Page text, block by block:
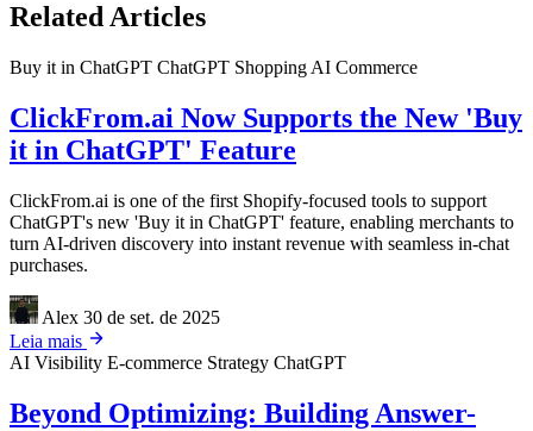
Related Articles
Buy it in ChatGPT ChatGPT Shopping AI Commerce
ClickFrom.ai Now Supports the New 'Buy
it in ChatGPT' Feature
ClickFrom.ai is one of the first Shopify-focused tools to support
ChatGPT's new 'Buy it in ChatGPT' feature, enabling merchants to
turn AI-driven discovery into instant revenue with seamless in-chat
purchases.
Alex 30 de set. de 2025
Leia mais
AI Visibility E-commerce Strategy ChatGPT
Beyond Optimizing: Building Answer-